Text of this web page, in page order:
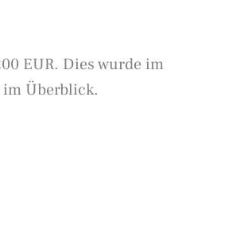
EUR. Dies wurde im
im Überblick.